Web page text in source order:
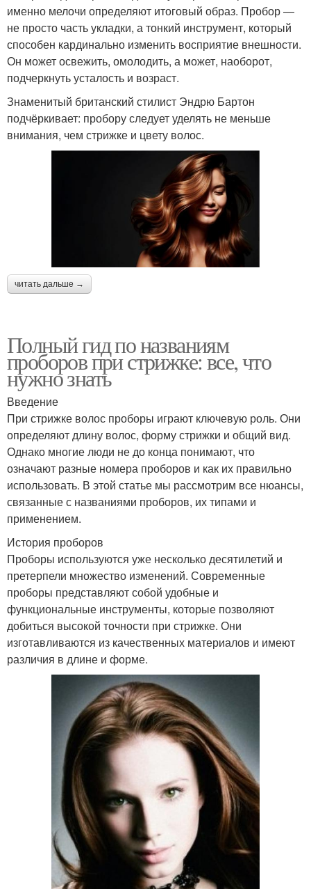
именно мелочи определяют итоговый образ. Пробор —
не просто часть укладки, а тонкий инструмент, который
способен кардинально изменить восприятие внешности.
Он может освежить, омолодить, а может, наоборот,
подчеркнуть усталость и возраст.
Знаменитый британский стилист Эндрю Бартон
подчёркивает: пробору следует уделять не меньше
внимания, чем стрижке и цвету волос.
читать дальше →
Полный гид по названиям
проборов при стрижке: все, что
нужно знать
Введение
При стрижке волос проборы играют ключевую роль. Они
определяют длину волос, форму стрижки и общий вид.
Однако многие люди не до конца понимают, что
означают разные номера проборов и как их правильно
использовать. В этой статье мы рассмотрим все нюансы,
связанные с названиями проборов, их типами и
применением.
История проборов
Проборы используются уже несколько десятилетий и
претерпели множество изменений. Современные
проборы представляют собой удобные и
функциональные инструменты, которые позволяют
добиться высокой точности при стрижке. Они
изготавливаются из качественных материалов и имеют
различия в длине и форме.